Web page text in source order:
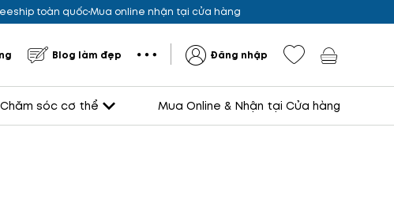
toàn quốcMua online nhận tại cửa hàng
Blog làm đẹp Đăng nhập
Chăm sóc cơ thể Mua Online & Nhận tại Cửa hàng